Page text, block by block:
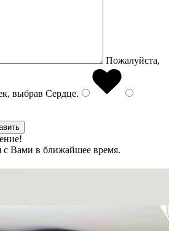
Пожалуйста,
выбрав Сердце.
Вами в ближайшее время.